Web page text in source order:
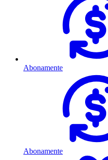
Abonamente
Abonamente